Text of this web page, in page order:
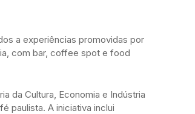
a experiências promovidas por
com bar, coffee spot e food
da Cultura, Economia e Indústria
paulista. A iniciativa inclui